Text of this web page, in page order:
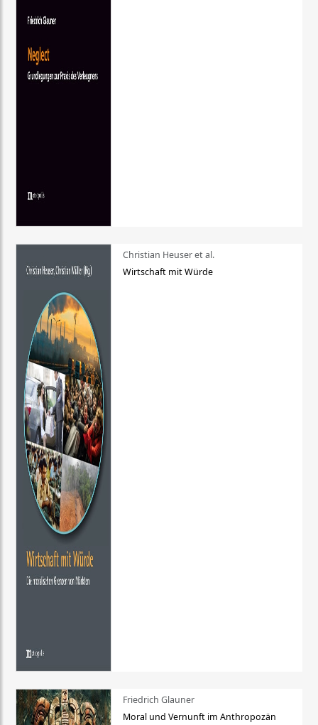
Christian Heuser et al.
Wirtschaft mit Würde
Friedrich Glauner
Moral und Vernunft im Anthropozän